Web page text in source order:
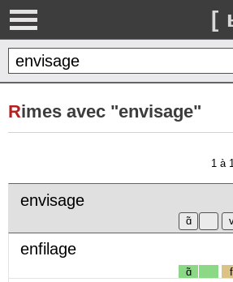
[
Rimes avec "envisage"
1 à
envisage
enfilage
ɑ̃ f